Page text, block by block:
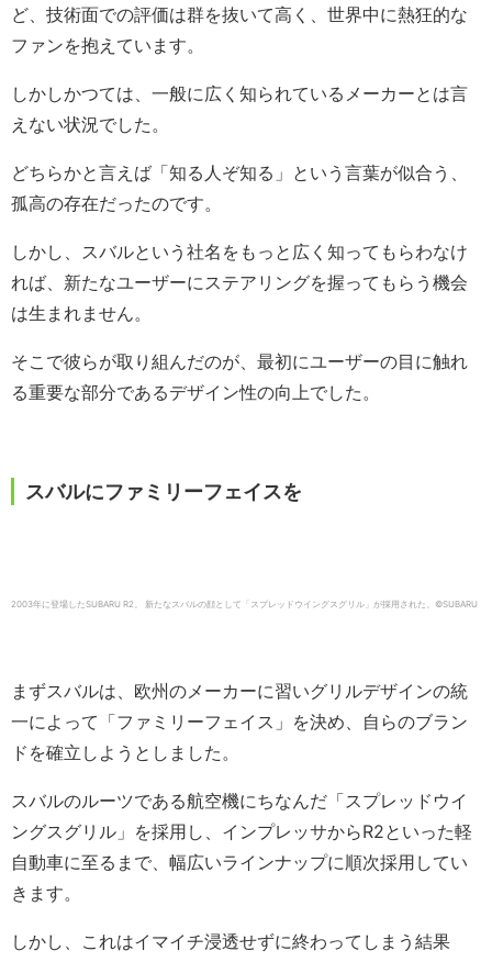
ど、技術面での評価は群を抜いて高く、世界中に熱狂的な
ファンを抱えています。
しかしかつては、一般に広く知られているメーカーとは言
えない状況でした。
どちらかと言えば「知る人ぞ知る」という言葉が似合う、
孤高の存在だったのです。
しかし、スバルという社名をもっと広く知ってもらわなけ
れば、新たなユーザーにステアリングを握ってもらう機会
は生まれません。
そこで彼らが取り組んだのが、最初にユーザーの目に触れ
る重要な部分であるデザイン性の向上でした。
スバルにファミリーフェイスを
2003年に登場したSUBARU R2。 新たなスバルの顔として「スプレッドウイングスグリル」が採用された。©SUBARU
まずスバルは、欧州のメーカーに習いグリルデザインの統
一によって「ファミリーフェイス」を決め、自らのブラン
ドを確立しようとしました。
スバルのルーツである航空機にちなんだ「スプレッドウイ
ングスグリル」を採用し、インプレッサからR2といった軽
自動車に至るまで、幅広いラインナップに順次採用してい
きます。
しかし、これはイマイチ浸透せずに終わってしまう結果